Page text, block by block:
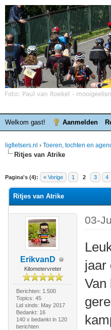
Welkom gast! Aanmelden
ligfietsers.nl › Toeren, tochten en
Ritjes van Atrike
Pagina's (4): « Vorige 1 2 3 4
waardering is 0
Ritjes van Atrike
ErikvanD
Kilometervreter
Berichten: 1.500
Topics: 45
Lid sinds: May 2017
Bedankt: 16
140 x bedankt in 120
berichten
03-
jaar
Van